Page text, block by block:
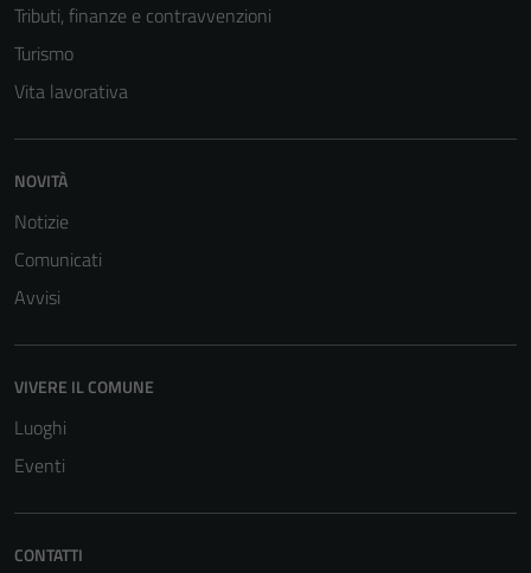
Tributi, finanze e contravvenzioni
Turismo
Vita lavorativa
NOVITÀ
Notizie
Comunicati
Avvisi
VIVERE IL COMUNE
Luoghi
Eventi
CONTATTI
essere